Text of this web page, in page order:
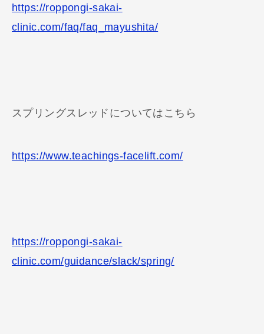
https://roppongi-sakai-
clinic.com/faq/faq_mayushita/
スプリングスレッドについてはこちら
https://www.teachings-facelift.com/
https://roppongi-sakai-
clinic.com/guidance/slack/spring/